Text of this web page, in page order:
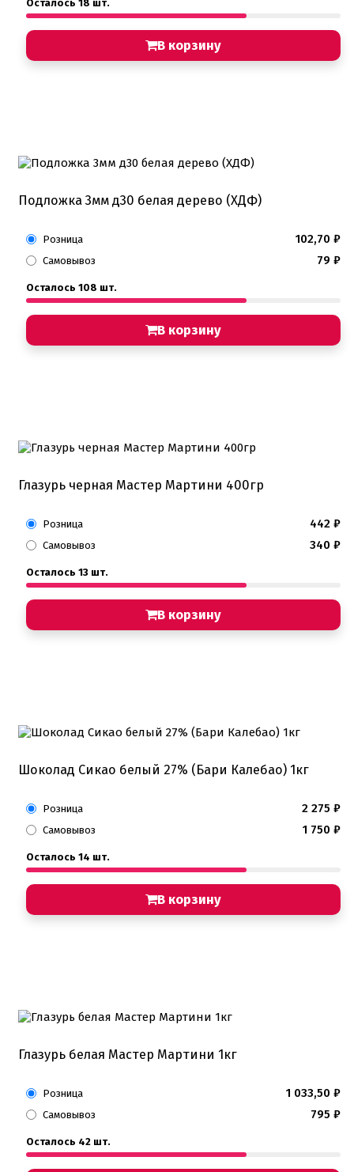
Осталось 18 шт.
В корзину
Подложка 3мм д30 белая дерево (ХДФ)
Розница 102,70 ₽
Самовывоз 79 ₽
Осталось 108 шт.
В корзину
Глазурь черная Мастер Мартини 400гр
Розница 442 ₽
Самовывоз 340 ₽
Осталось 13 шт.
В корзину
Шоколад Сикао белый 27% (Бари Калебао) 1кг
Розница 2 275 ₽
Самовывоз 1 750 ₽
Осталось 14 шт.
В корзину
Глазурь белая Мастер Мартини 1кг
Розница 1 033,50 ₽
Самовывоз 795 ₽
Осталось 42 шт.